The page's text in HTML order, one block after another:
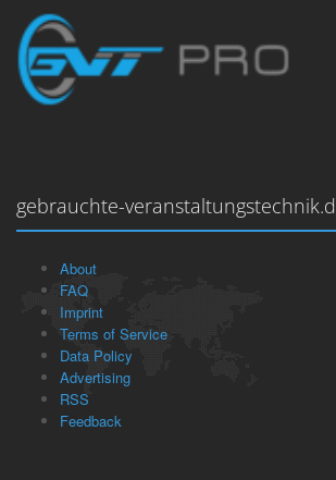
gebrauchte-
About
FAQ
Imprint
Terms of Service
Data Policy
Advertising
RSS
Feedback